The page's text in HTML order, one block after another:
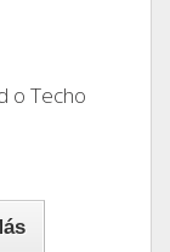
o Techo